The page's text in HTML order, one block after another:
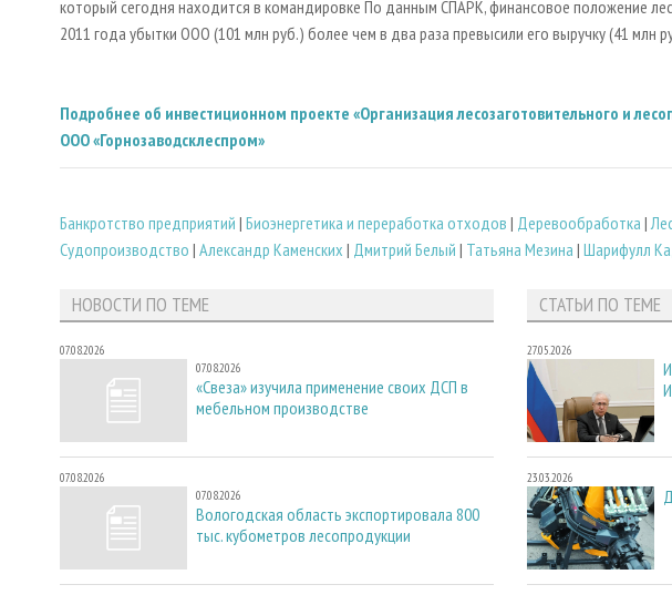
который сегодня находится в командировке По данным СПАРК, финансовое положение
2011 года убытки ООО (101 млн руб.) более чем в два раза превысили его выручку (41 млн
Подробнее об инвестиционном проекте «Организация лесозаготовительного и
ООО «Горнозаводсклеспром»
Банкротство предприятий | Биoэнергетика и переработка отходов | Деревообработка |
Судопроизводство | Александр Каменских | Дмитрий Белый | Татьяна Мезина | Шарифулл
НОВОСТИ ПО ТЕМЕ
07.08.2026
07.08.2026
«Свеза» изучила применение своих ДСП в
мебельном производстве
07.08.2026
07.08.2026
Вологодская область экспортировала 800
тыс. кубометров лесопродукции
СТАТЬИ ПО ТЕМЕ
27.05.2026
23.03.2026